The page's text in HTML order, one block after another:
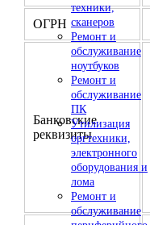
техники,
сканеров
Ремонт и
обслуживание
ноутбуков
Ремонт и
обслуживание
ПК
Утилизация
оргтехники,
электронного
оборудования и
лома
Ремонт и
обслуживание
ОГРН
Банковские
реквизиты